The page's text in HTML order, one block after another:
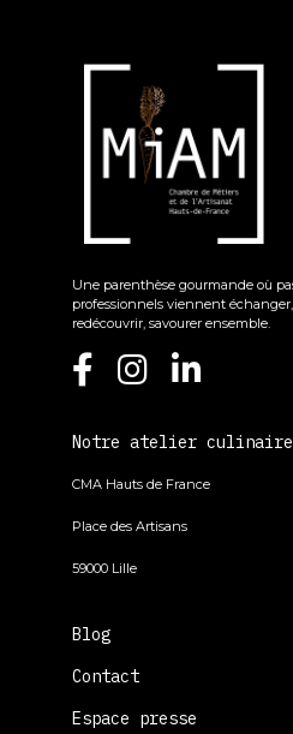
Une parenthèse gourmande où
professionnels viennent
redécouvrir, savourer ensemble.
Notre atelier culinaires
CMA Hauts de France
Place des Artisans
59000 Lille
Blog
Contact
Espace presse